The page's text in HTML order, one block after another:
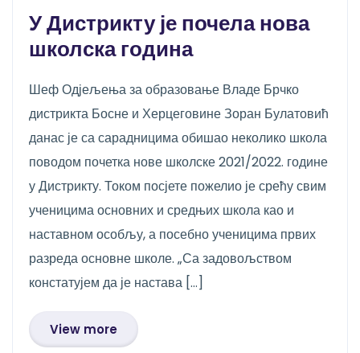
У Дистрикту је почела нова
школска година
Шеф Одјељења за образовање Владе Брчко
дистрикта Босне и Херцеговине Зоран Булатовић
данас је са сарадницима обишао неколико школа
поводом почетка нове школске 2021/2022. године
у Дистрикту. Током посјете пожелио је срећу свим
ученицима основних и средњих школа као и
наставном особљу, а посебно ученицима првих
разреда основне школе. „Са задовољством
констатујем да је настава […]
View more